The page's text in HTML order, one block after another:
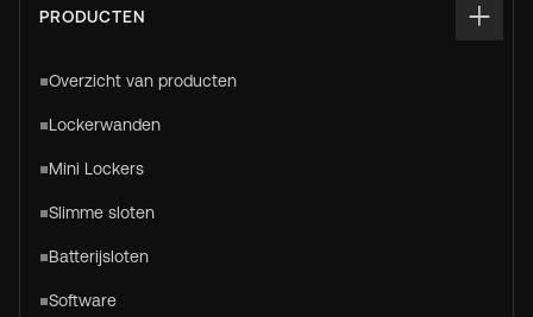
PRODUCTEN
Overzicht van producten
Lockerwanden
Mini Lockers
Slimme sloten
Batterijsloten
Software